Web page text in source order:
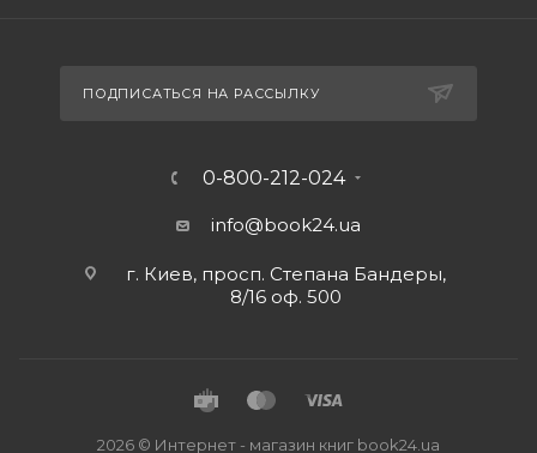
ПОДПИСАТЬСЯ НА РАССЫЛКУ
0-800-212-024
info@book24.ua
г. Киев, просп. Степана Бандеры,
8/16 оф. 500
2026 © Интернет - магазин книг book24.ua